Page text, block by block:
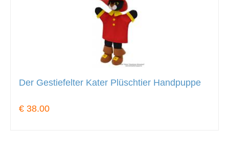
Der Gestiefelter Kater Plüschtier Handpuppe
€ 38.00